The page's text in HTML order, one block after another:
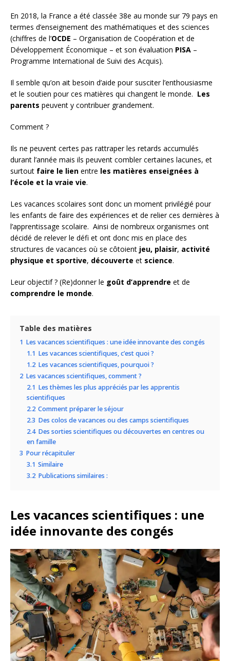
En 2018, la France a été classée 38e au monde sur 79 pays en
termes d’enseignement des mathématiques et des sciences
(chiffres de l’OCDE – Organisation de Coopération et de
Développement Économique – et son évaluation PISA –
Programme International de Suivi des Acquis).
Il semble qu’on ait besoin d’aide pour susciter l’enthousiasme
et le soutien pour ces matières qui changent le monde. Les
parents peuvent y contribuer grandement.
Comment ?
Ils ne peuvent certes pas rattraper les retards accumulés
durant l’année mais ils peuvent combler certaines lacunes, et
surtout faire le lien entre les matières enseignées à
l’école et la vraie vie.
Les vacances scolaires sont donc un moment privilégié pour
les enfants de faire des expériences et de relier ces dernières à
l’apprentissage scolaire. Ainsi de nombreux organismes ont
décidé de relever le défi et ont donc mis en place des
structures de vacances où se côtoient jeu, plaisir, activité
physique et sportive, découverte et science.
Leur objectif ? (Re)donner le goût d’apprendre et de
comprendre le monde.
Table des matières
1 Les vacances scientifiques : une idée innovante des congés
1.1 Les vacances scientifiques, c’est quoi ?
1.2 Les vacances scientifiques, pourquoi ?
2 Les vacances scientifiques, comment ?
2.1 Les thèmes les plus appréciés par les apprentis
scientifiques
2.2 Comment préparer le séjour
2.3 Des colos de vacances ou des camps scientifiques
2.4 Des sorties scientifiques ou découvertes en centres ou
en famille
3 Pour récapituler
3.1 Similaire
3.2 Publications similaires :
Les vacances scientifiques : une
idée innovante des congés